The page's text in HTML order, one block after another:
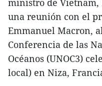
ministro de Vietnam,
una reunión con el
Emmanuel Macron,
Conferencia de las
Océanos (UNOC3)
local) en Niza,